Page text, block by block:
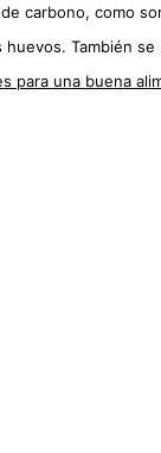
carbono, como
También
para una buena